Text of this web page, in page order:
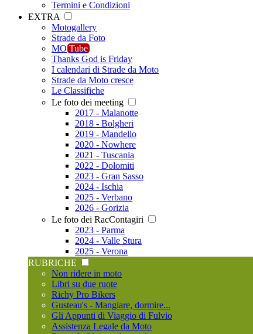
Termini e Condizioni
EXTRA
Motogallery
Strade da Foto
MO Tube
Thanks God is Friday
I calendari di Strade da Moto
Strade da Moto cresce
Le Classifiche
Le foto dei meeting
2017 - Malanotte
2018 - Bolgheri
2019 - Mandello
2020 - Nowhere
2021 - Tuscania
2022 - Dolomiti
2023 - Gran Sasso
2024 - Ischia
2025 - Verbano
2026 - Gorizia
Le foto dei RacContagiri
2023 - Parma
2024 - Valle Stura
2025 - Verona
RUBRICHE
Non ridere in moto
Libri su due ruote
Richy Pro Bikers
Gusteau's - Mangiare, dormire...
Gli Appunti di Viaggio di Fulvio
Assistenza Legale da Moto